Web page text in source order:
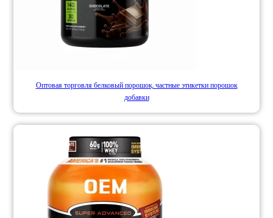
Оптовая торговля белковый порошок, частные этикетки порошок
добавки